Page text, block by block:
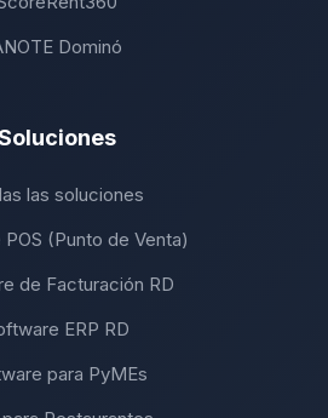
Dominó
las soluciones
(Punto de Venta)
de Facturación RD
ERP RD
para PyMEs